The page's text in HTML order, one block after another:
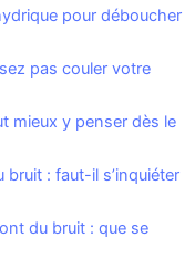
pour déboucher
pas couler votre
mieux y penser dès le
bruit : faut-il s’inquiéter
du bruit : que se